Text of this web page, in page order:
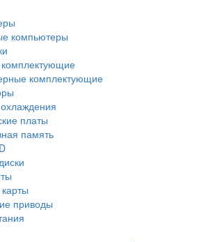
компьютеры
комплектующие
платы
память
приводы